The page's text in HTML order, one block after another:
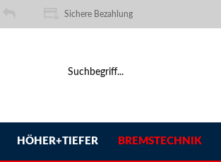
Sichere Bezahlung
HÖHER+TIEFER BREMSTECHNIK